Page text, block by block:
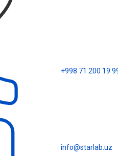
+998 71 200 19
info@starlab.uz